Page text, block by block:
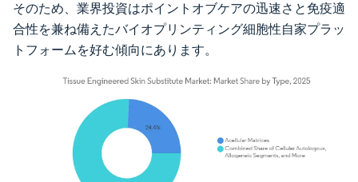
そのため、業界投資はポイントオブケアの迅速さと免疫適
合性を兼ね備えたバイオプリンティング細胞性自家プラッ
トフォームを好む傾向にあります。